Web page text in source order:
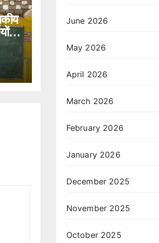
की
June 2026
May 2026
April 2026
March 2026
February 2026
January 2026
December 2025
November 2025
October 2025